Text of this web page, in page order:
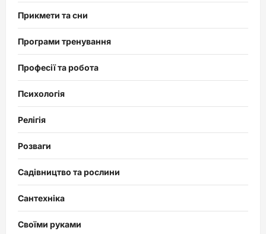
Прикмети та сни
Програми тренування
Професії та робота
Психологія
Релігія
Розваги
Садівництво та рослини
Сантехніка
Своїми руками